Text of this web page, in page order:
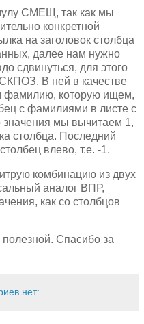
СМЕЩ, так как мы
конкретной
на заголовок столбца
далее нам нужно
сдвинуться, для этого
В ней в качестве
фамилию, которую ищем,
с фамилиями в листе с
значения мы вычитаем 1,
столбца. Последний
влево, т.е. -1.
комбинацию из двух
аналог ВПР,
как со столбцов
Спасибо за
нет: